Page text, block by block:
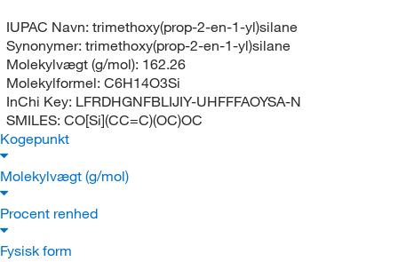
IUPAC Navn: trimethoxy(prop-2-en-1-yl)silane
Synonymer: trimethoxy(prop-2-en-1-yl)silane
Molekylvægt (g/mol): 162.26
Molekylformel: C6H14O3Si
InChi Key: LFRDHGNFBLIJIY-UHFFFAOYSA-N
SMILES: CO[Si](CC=C)(OC)OC
Kogepunkt
Molekylvægt (g/mol)
Procent renhed
Fysisk form